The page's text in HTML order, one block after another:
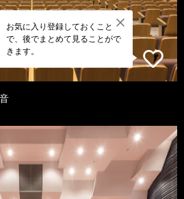
お気に入り登録しておくこと
で、後でまとめて見ることがで
きます。